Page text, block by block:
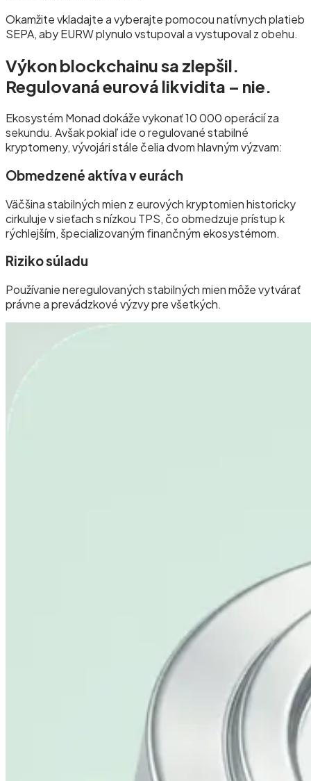
Okamžite vkladajte a vyberajte pomocou natívnych platieb
SEPA, aby EURW plynulo vstupoval a vystupoval z obehu.
Výkon blockchainu sa zlepšil.
Regulovaná eurová likvidita – nie.
Ekosystém Monad dokáže vykonať 10 000 operácií za
sekundu. Avšak pokiaľ ide o regulované stabilné
kryptomeny, vývojári stále čelia dvom hlavným výzvam:
Obmedzené aktíva v eurách
Väčšina stabilných mien z eurových kryptomien historicky
cirkuluje v sieťach s nízkou TPS, čo obmedzuje prístup k
rýchlejším, špecializovaným finančným ekosystémom.
Riziko súladu
Používanie neregulovaných stabilných mien môže vytvárať
právne a prevádzkové výzvy pre všetkých.